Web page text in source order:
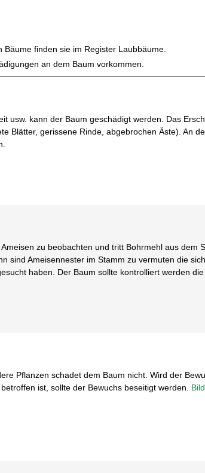
finden sie im Register Laubbäume.
an dem Baum vorkommen.
usw. kann der Baum geschädigt werden. Das
Blätter, gerissene Rinde, abgebrochen Äste). An
zu beobachten und tritt Bohrmehl aus dem
sind Ameisennester im Stamm zu vermuten die
haben. Der Baum sollte kontrolliert werden
Pflanzen schadet dem Baum nicht. Wird der
ist, sollte der Bewuchs beseitigt werden.